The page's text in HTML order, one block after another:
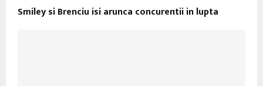
Smiley si Brenciu isi arunca concurentii in lupta